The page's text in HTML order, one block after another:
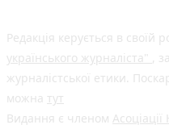
Редакція керується в своїй
українського журналіста"
,
журналістської етики.
можна тут
Видання є членом